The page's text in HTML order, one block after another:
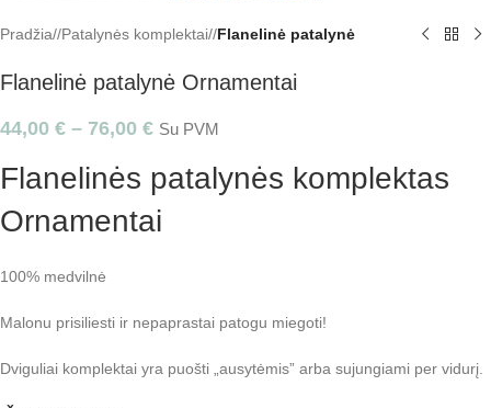
Pradžia/ Patalynės komplektai/ Flanelinė patalynė
Flanelinė patalynė Ornamentai
44,00 € – 76,00 € Su PVM
Flanelinės patalynės komplektas
Ornamentai
100% medvilnė
Malonu prisiliesti ir nepaprastai patogu miegoti!
Dviguliai komplektai yra puošti „ausytėmis” arba sujungiami per vidurį.